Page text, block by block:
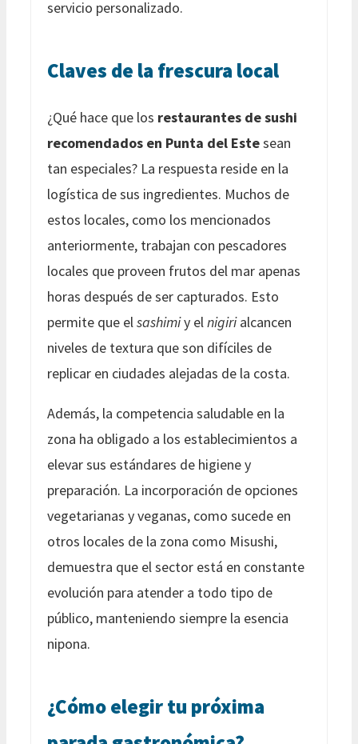
servicio personalizado.
Claves de la frescura local
¿Qué hace que los restaurantes de sushi
recomendados en Punta del Estesean
tan especiales? La respuesta reside en la
logística de sus ingredientes. Muchos de
estos locales, como los mencionados
anteriormente, trabajan con pescadores
locales que proveen frutos del mar apenas
horas después de ser capturados. Esto
permite que elsashimiy elnigirialcancen
niveles de textura que son difíciles de
replicar en ciudades alejadas de la costa.
Además, la competencia saludable en la
zona ha obligado a los establecimientos a
elevar sus estándares de higiene y
preparación. La incorporación de opciones
vegetarianas y veganas, como sucede en
otros locales de la zona como Misushi,
demuestra que el sector está en constante
evolución para atender a todo tipo de
público, manteniendo siempre la esencia
nipona.
¿Cómo elegir tu próxima